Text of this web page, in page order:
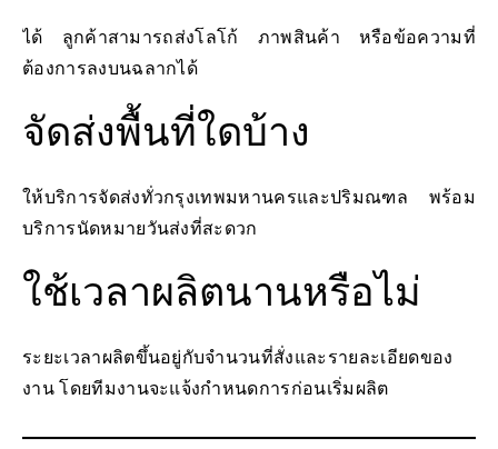
ได้ ลูกค้าสามารถส่งโลโก้ ภาพสินค้า หรือข้อความที่
ต้องการลงบนฉลากได้
จัดส่งพื้นที่ใดบ้าง
ให้บริการจัดส่งทั่วกรุงเทพมหานครและปริมณฑล พร้อม
บริการนัดหมายวันส่งที่สะดวก
ใช้เวลาผลิตนานหรือไม่
ระยะเวลาผลิตขึ้นอยู่กับจำนวนที่สั่งและรายละเอียดของ
งาน โดยทีมงานจะแจ้งกำหนดการก่อนเริ่มผลิต